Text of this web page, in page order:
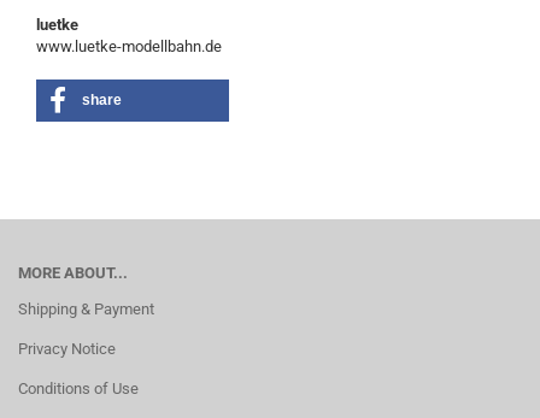
luetke
www.luetke-modellbahn.de
share
MORE ABOUT...
Shipping & Payment
Privacy Notice
Conditions of Use